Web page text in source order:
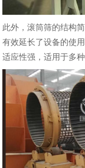
此外，滚筒筛的结构
有效延长了设备的使
适应性强，适用于多